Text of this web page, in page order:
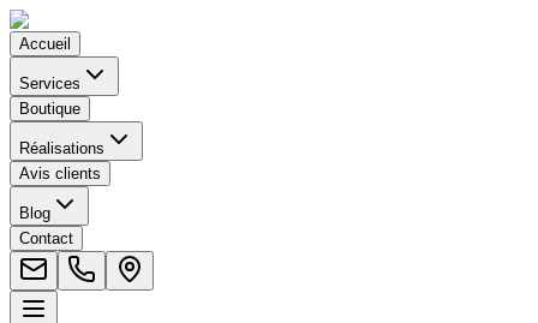
Accueil
Services
Boutique
Réalisations
Avis clients
Blog
Contact